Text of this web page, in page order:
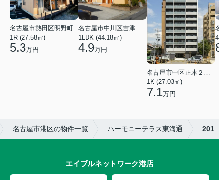
名古屋市熱田区明野町
1R (27.58㎡)
5.3万円
1LDK (44.18㎡)
4.9万円
1K (27.03㎡)
7.1万円
名古屋市港区の物件一覧 ハーモニーテラス東海通 201
エイブルネットワーク港店